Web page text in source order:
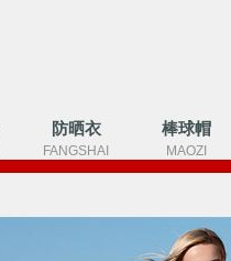
防晒衣
FANGSHAI
棒球帽
MAOZI